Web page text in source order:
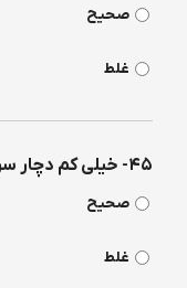
صحیح
غلط
۴۵- خیلی كم دچار سر درد می‌شوم.
صحیح
غلط